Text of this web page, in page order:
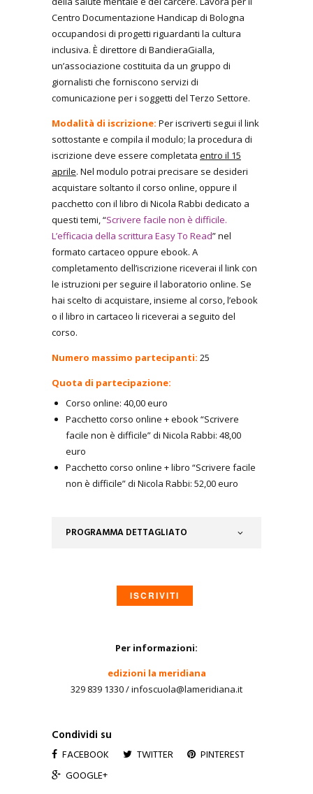
Centro Documentazione Handicap di Bologna
occupandosi di progetti riguardanti la cultura
inclusiva. È direttore di BandieraGialla,
un’associazione costituita da un gruppo di
giornalisti che forniscono servizi di
comunicazione per i soggetti del Terzo Settore.
Modalità di iscrizione: Per iscriverti segui il link
sottostante e compila il modulo; la procedura di
iscrizione deve essere completata entro il 15
aprile. Nel modulo potrai precisare se desideri
acquistare soltanto il corso online, oppure il
pacchetto con il libro di Nicola Rabbi dedicato a
questi temi, “Scrivere facile non è difficile.
L’efficacia della scrittura Easy To Read” nel
formato cartaceo oppure ebook. A
completamento dell’iscrizione riceverai il link con
le istruzioni per seguire il laboratorio online. Se
hai scelto di acquistare, insieme al corso, l’ebook
o il libro in cartaceo li riceverai a seguito del
corso.
Numero massimo partecipanti: 25
Quota di partecipazione:
Corso online: 40,00 euro
Pacchetto corso online + ebook “Scrivere
facile non è difficile” di Nicola Rabbi: 48,00
euro
Pacchetto corso online + libro “Scrivere facile
non è difficile” di Nicola Rabbi: 52,00 euro
PROGRAMMA DETTAGLIATO
ISCRIVITI
Per informazioni:
edizioni la meridiana
329 839 1330 / infoscuola@lameridiana.it
Condividi su
FACEBOOK TWITTER
PINTEREST
GOOGLE+